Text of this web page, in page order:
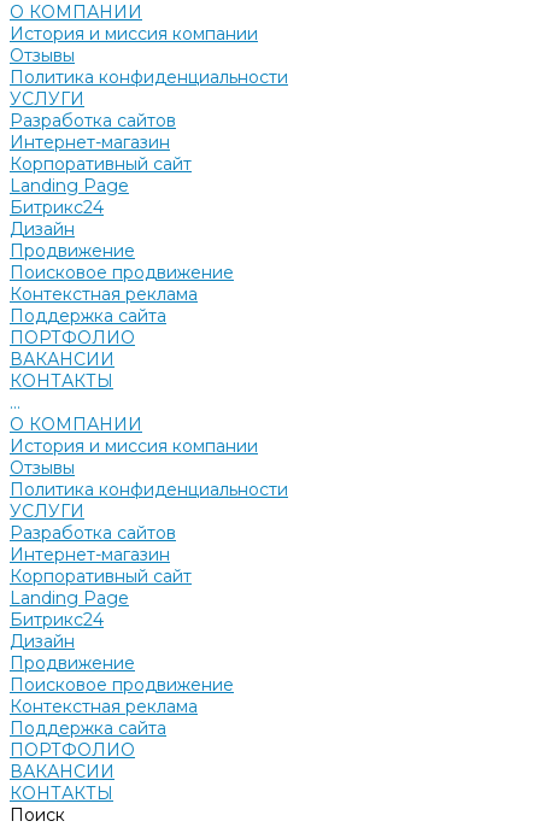
О КОМПАНИИ
История и миссия компании
Отзывы
Политика конфиденциальности
УСЛУГИ
Разработка сайтов
Интернет-магазин
Корпоративный сайт
Landing Page
Битрикс24
Дизайн
Продвижение
Поисковое продвижение
Контекстная реклама
Поддержка сайта
ПОРТФОЛИО
ВАКАНСИИ
КОНТАКТЫ
...
О КОМПАНИИ
История и миссия компании
Отзывы
Политика конфиденциальности
УСЛУГИ
Разработка сайтов
Интернет-магазин
Корпоративный сайт
Landing Page
Битрикс24
Дизайн
Продвижение
Поисковое продвижение
Контекстная реклама
Поддержка сайта
ПОРТФОЛИО
ВАКАНСИИ
КОНТАКТЫ
Поиск